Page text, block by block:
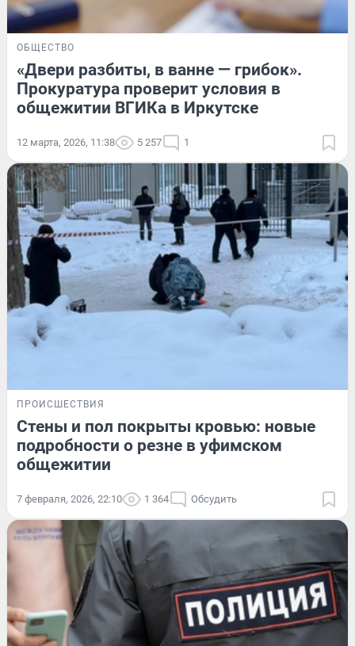
ОБЩЕСТВО
«Двери разбиты, в ванне — грибок».
Прокуратура проверит условия в
общежитии ВГИКа в Иркутске
12 марта, 2026, 11:38 5 257 1
ПРОИСШЕСТВИЯ
Стены и пол покрыты кровью: новые
подробности о резне в уфимском
общежитии
7 февраля, 2026, 22:10 1 364 Обсудить